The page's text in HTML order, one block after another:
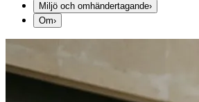
Miljö och omhändertagande›
Om›